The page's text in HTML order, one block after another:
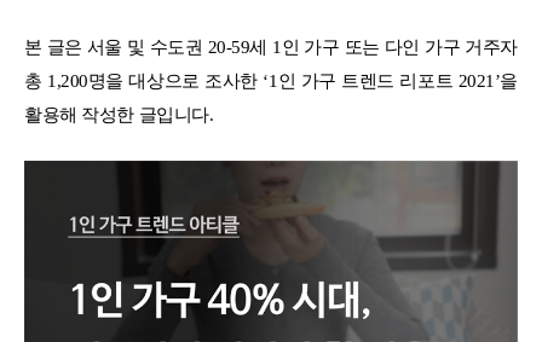
본 글은 서울 및 수도권 20-59세 1인 가구 또는 다인 가구 거주자
총 1,200명을 대상으로 조사한 ‘1인 가구 트렌드 리포트 2021’을
활용해 작성한 글입니다.